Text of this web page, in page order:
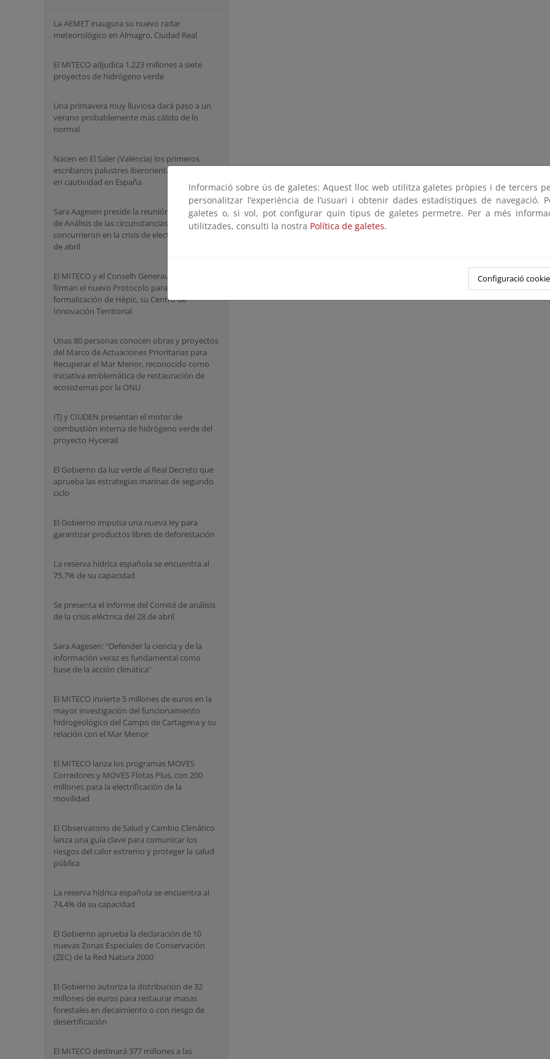
La AEMET inaugura su nuevo radar
meteorológico en Almagro, Ciudad Real
El MITECO adjudica 1.223 millones a siete
proyectos de hidrógeno verde
Una primavera muy lluviosa dará paso a un
verano probablemente más cálido de lo
normal
Nacen en El Saler (Valencia) los primeros
escribanos palustres iberorientales criados
en cautividad en España
Sara Aagesen preside la reunión del Comité
de Análisis de las circunstancias que
concurrieron en la crisis de electricidad del 28
de abril
El MITECO y el Conselh Generau d’ Aran
firman el nuevo Protocolo para la
formalización de Hèpic, su Centro de
Innovación Territorial
Unas 80 personas conocen obras y proyectos
del Marco de Actuaciones Prioritarias para
Recuperar el Mar Menor, reconocido como
iniciativa emblemática de restauración de
ecosistemas por la ONU
ITJ y CIUDEN presentan el motor de
combustión interna de hidrógeno verde del
proyecto Hycerail
El Gobierno da luz verde al Real Decreto que
aprueba las estrategias marinas de segundo
ciclo
El Gobierno impulsa una nueva ley para
garantizar productos libres de deforestación
La reserva hídrica española se encuentra al
75,7% de su capacidad
Se presenta el informe del Comité de análisis
de la crisis eléctrica del 28 de abril
Sara Aagesen: “Defender la ciencia y de la
información veraz es fundamental como
base de la acción climática”
El MITECO invierte 5 millones de euros en la
mayor investigación del funcionamiento
hidrogeológico del Campo de Cartagena y su
relación con el Mar Menor
El MITECO lanza los programas MOVES
Corredores y MOVES Flotas Plus, con 200
millones para la electrificación de la
movilidad
El Observatorio de Salud y Cambio Climático
lanza una guía clave para comunicar los
riesgos del calor extremo y proteger la salud
pública
La reserva hídrica española se encuentra al
74,4% de su capacidad
El Gobierno aprueba la declaración de 10
nuevas Zonas Especiales de Conservación
(ZEC) de la Red Natura 2000
El Gobierno autoriza la distribución de 32
millones de euros para restaurar masas
forestales en decaimiento o con riesgo de
desertificación
El MITECO destinará 377 millones a las
Informació sobre ús de galetes: Aquest lloc web utilitza galetes pròpies i de tercers
personalitzar l’experiència de l’usuari i obtenir dades estadístiques de navegació.
galetes o, si vol, pot configurar quin tipus de galetes permetre. Per a més
utilitzades, consulti la nostra Política de galetes.
Configuració